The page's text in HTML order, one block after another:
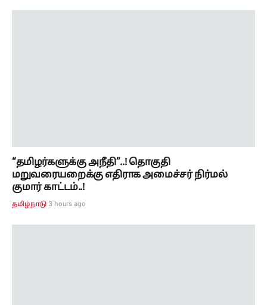
“தமிழர்களுக்கு அநீதி”..! தொகுதி
மறுவரையறைக்கு எதிராக அமைச்சர் நிர்மல்
குமார் காட்டம்..!
தமிழ்நாடு 3 hours ago